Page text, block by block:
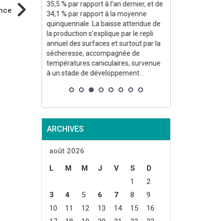
35,5 % par rapport à l’an dernier, et de
34,1 % par rapport à la moyenne
quinquennale. La baisse attendue de
la production s’explique par le repli
annuel des surfaces et surtout par la
sécheresse, accompagnée de
températures caniculaires, survenue
à un stade de développement...
ARCHIVES
août 2026
L
M M J V S
D
1
2
3
4 5 6 7 8
9
10
11 12 13 14 15
16